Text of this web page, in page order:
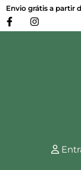
Envio grátis a partir